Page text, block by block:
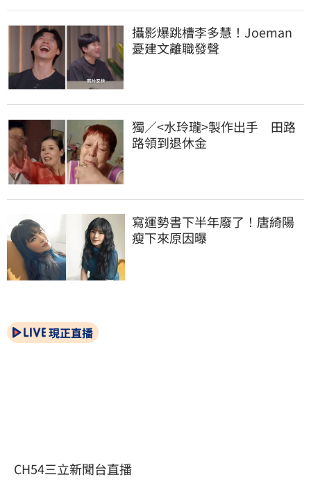
攝影爆跳槽李多慧！Joeman
憂建文離職發聲
獨／<水玲瓏>製作出手　田路
路領到退休金
寫運勢書下半年廢了！唐綺陽
瘦下來原因曝
現正直播
CH54三立新聞台直播